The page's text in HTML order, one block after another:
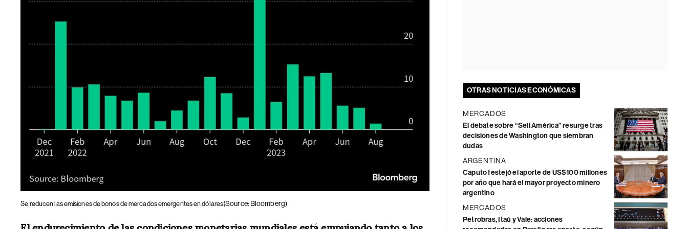
Se reducen las emisiones de bonos de mercados emergentes en dólares(Source: Bloomberg)
OTRAS NOTICIAS ECONÓMICAS
MERCADOS
El debate sobre “Sell América” resurge tras
decisiones de Washington que siembran
dudas
ARGENTINA
Caputo festejó el aporte de US$100 millones
por año que hará el mayor proyecto minero
argentino
MERCADOS
Petrobras, Itaú y Vale: acciones